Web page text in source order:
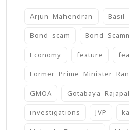
Arjun Mahendran Basil
Bond scam Bond
Economy feature
Former Prime Minister
GMOA Gotabaya
investigations JVP